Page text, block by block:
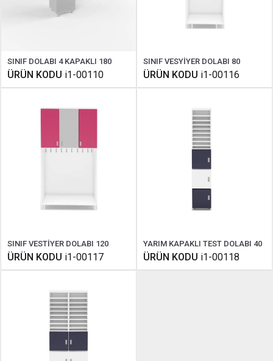
SINIF DOLABI 4 KAPAKLI 180
ÜRÜN KODU i1-00110
SINIF VESYİYER DOLABI 80
ÜRÜN KODU i1-00116
SINIF VESTİYER DOLABI 120
ÜRÜN KODU i1-00117
YARIM KAPAKLI TEST DOLABI 40
ÜRÜN KODU i1-00118